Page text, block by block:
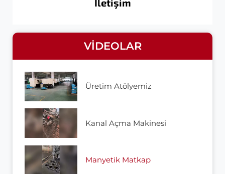
VIDEOLAR
Üretim Atölyemiz
Kanal Açma Makinesi
Manyetik Matkap